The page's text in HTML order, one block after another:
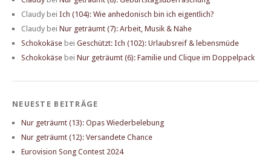
Claudy bei Ich (104): Wie anhedonisch bin ich eigentlich?
Claudy bei Nur geträumt (7): Arbeit, Musik & Nähe
Schokokäse bei Geschützt: Ich (102): Urlaubsreif & lebensmüde
Schokokäse bei Nur geträumt (6): Familie und Clique im Doppelpack
NEUESTE BEITRÄGE
Nur geträumt (13): Opas Wiederbelebung
Nur geträumt (12): Versandete Chance
Eurovision Song Contest 2024